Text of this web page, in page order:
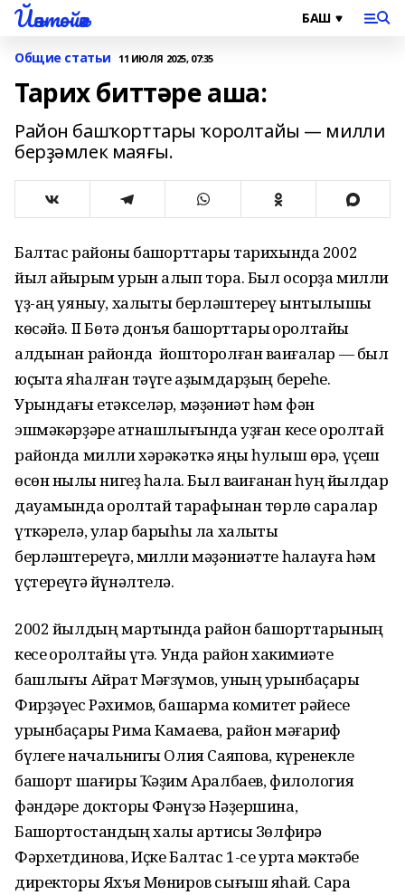
Йәнтөйәк
Общие статьи 11 ИЮЛЯ 2025, 07:35
Тарих биттəре аша:
Район башҡорттары ҡоролтайы — милли
берҙəмлек маяғы.
Балтас районы башҡорттары тарихында 2002
йыл айырым урын алып тора. Был осорҙа милли
үҙ-аң уяныу, халыҡты берлəштереү ынтылышы
көсəйə. II Бөтə донъя башҡорттары ҡоролтайы
алдынан районда йошторолған ваҡиғалар — был
юҫыҡта яһалған тəүге аҙымдарҙың береһе.
Урындағы етəкселəр, мəҙəниəт һəм фəн
эшмəкəрҙəре ҡатнашлығында уҙған кесе ҡоролтай
районда милли хəрəкəткə яңы һулыш өрə, үҫеш
өсөн ныҡлы нигеҙ һала. Был ваҡиғанан һуң йылдар
дауамында ҡоролтай тарафынан төрлө саралар
үткəрелə, улар барыһы ла халыҡты
берлəштереүгə, милли мəҙəниəтте һаҡлауға һəм
үҫтереүгə йүнəлтелə.
2002 йылдың мартында район башҡорттарының
кесе ҡоролтайы үтə. Унда район хакимиəте
башлығы Айрат Мəғзүмов, уның урынбаҫары
Фирҙəүес Рəхимов, башҡарма комитет рəйесе
урынбаҫары Рима Камаева, район мəғариф
бүлеге начальнигы Олия Саяпова, күренекле
башҡорт шағиры Ҡəҙим Аралбаев, филология
фəндəре докторы Фəнүзə Нəҙершина,
Башҡортостандың халыҡ артисы Зөлфирə
Фəрхетдинова, Иҫке Балтас 1-се урта мəктəбе
директоры Яхъя Мөниров сығыш яһай. Сара